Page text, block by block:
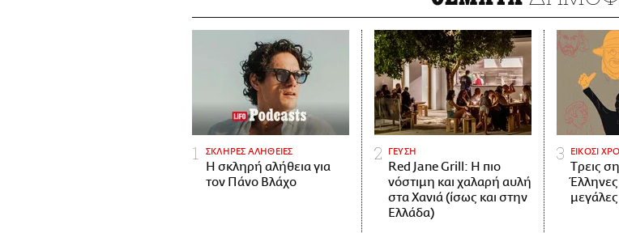
ΣΚΛΗΡΕΣ ΑΛΗΘΕΙΕΣ
H σκληρή αλήθεια για
τον Πάνο Βλάχο
ΓΕΥΣΗ
Red Jane Grill: Η πιο
νόστιμη και χαλαρή αυλή
στα Χανιά (ίσως και στην
Ελλάδα)
ΕΙΚΟΣΙ
Tρεις
Έλληνες